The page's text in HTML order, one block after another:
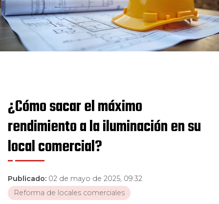
¿Cómo sacar el máximo
rendimiento a la iluminación en su
local comercial?
Publicado: 02 de mayo de 2025, 09:32
Reforma de locales comerciales